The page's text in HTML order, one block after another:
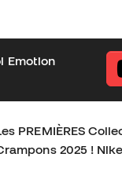
révolutionnent le jeu
chaque type de
? Donne-nous ton
pas de
le football et
la cloche pour
Emotion
PREMIÈRES
2025 !